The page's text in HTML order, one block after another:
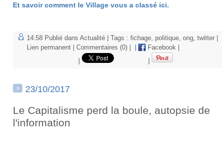
Et savoir comment le Village vous a classé ici.
14:58 Publié dans Actualité | Tags : fichage politique ong twitter
Lien permanent
Commentaires (0) Facebook
23/10/2017
Le Capitalisme perd la boule, autopsie de
l'information